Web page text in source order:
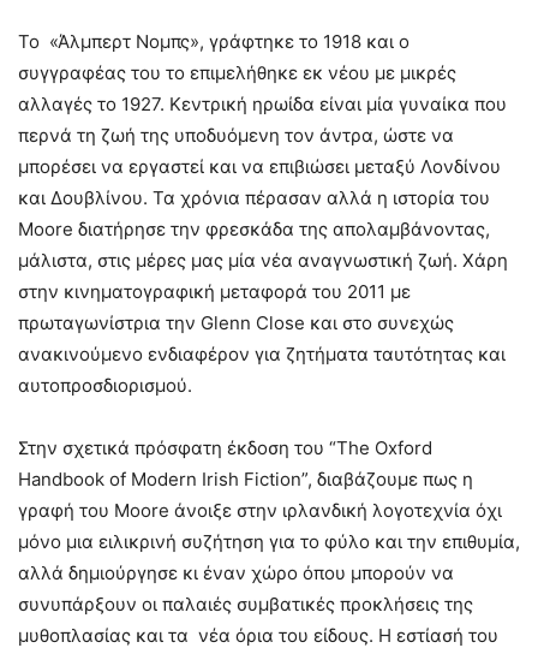
Το «Άλμπερτ Νομπς», γράφτηκε το 1918 και ο
συγγραφέας του το επιμελήθηκε εκ νέου με μικρές
αλλαγές το 1927. Κεντρική ηρωίδα είναι μία γυναίκα που
περνά τη ζωή της υποδυόμενη τον άντρα, ώστε να
μπορέσει να εργαστεί και να επιβιώσει μεταξύ Λονδίνου
και Δουβλίνου. Τα χρόνια πέρασαν αλλά η ιστορία του
Moore διατήρησε την φρεσκάδα της απολαμβάνοντας,
μάλιστα, στις μέρες μας μία νέα αναγνωστική ζωή. Χάρη
στην κινηματογραφική μεταφορά του 2011 με
πρωταγωνίστρια την Glenn Close και στο συνεχώς
ανακινούμενο ενδιαφέρον για ζητήματα ταυτότητας και
αυτοπροσδιορισμού.
Στην σχετικά πρόσφατη έκδοση του “The Oxford
Handbook of Modern Irish Fiction”, διαβάζουμε πως η
γραφή του Moore άνοιξε στην ιρλανδική λογοτεχνία όχι
μόνο μια ειλικρινή συζήτηση για το φύλο και την επιθυμία,
αλλά δημιούργησε κι έναν χώρο όπου μπορούν να
συνυπάρξουν οι παλαιές συμβατικές προκλήσεις της
μυθοπλασίας και τα νέα όρια του είδους. Η εστίασή του